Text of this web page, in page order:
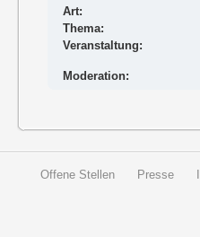
Art:
Thema:
Veranstaltung:
Moderation:
Offene Stellen Presse